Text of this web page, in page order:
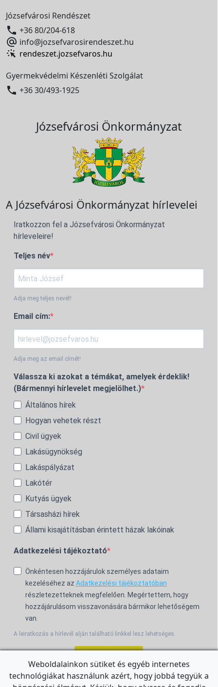
Józsefvárosi Rendészet
 +36 80/204-618
 info@jozsefvarosirendeszet.hu
rendeszet.jozsefvaros.hu
Gyermekvédelmi Készenléti Szolgálat
 +36 30/493-1925
Józsefvárosi Önkormányzat
A Józsefvárosi Önkormányzat hírlevelei
Iratkozzon fel a Józsefvárosi Önkormányzat
hírleveleire!
Teljes név
Adja meg teljes nevét!
Email cím:
Adja meg az email címét!
Válassza ki azokat a témákat, amelyek érdeklik!
(Bármennyi hírlevelet megjelölhet.)
Általános hírek
Hogyan vehetek részt
Civil ügyek
Lakásügynökség
Lakáspályázat
Lakótér
Kutyás ügyek
Társasházi hírek
Állami kisajátításban érintett házak lakóinak
Adatkezelési tájékoztató
Önkéntesen hozzájárulok személyes adataim
kezeléséhez az Adatkezelési tájékoztatóban
részletezetteknek megfelelően. Megértettem, hogy
hozzájárulásom visszavonására bármikor lehetőségem
van.
A leiratkozás a hírlevél alján található linkkel lesz lehetséges.
For the English Newsletter, clickHERE.
Weboldalainkon sütiket és egyéb internetes
technológiákat használunk azért, hogy jobbá tegyük a